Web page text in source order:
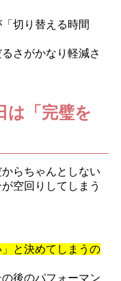
切り替える時間
さがかなり軽減さ
「完璧を
らちゃんとしない
空回りしてしまう
と決めてしまうの
後のパフォーマン